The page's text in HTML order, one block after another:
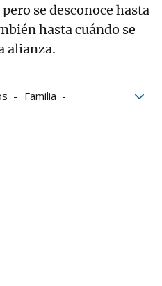
se desconoce hasta
hasta cuándo se
alianza.
Familia